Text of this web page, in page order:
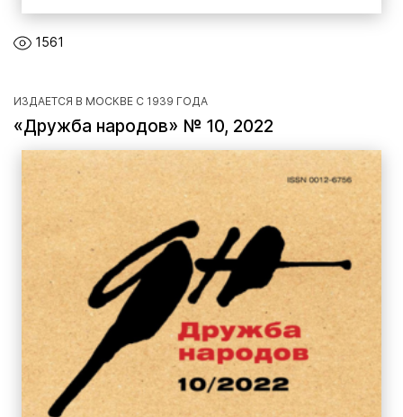
1561
ИЗДАЕТСЯ В МОСКВЕ С 1939 ГОДА
«Дружба народов» № 10, 2022